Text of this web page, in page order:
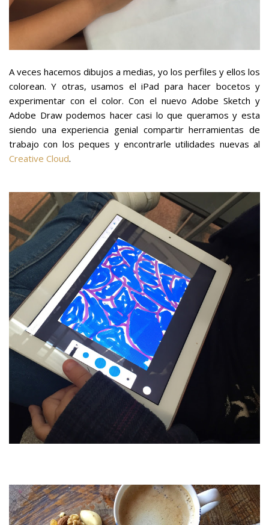
A veces hacemos dibujos a medias, yo los perfiles y ellos los
colorean. Y otras, usamos el iPad para hacer bocetos y
experimentar con el color. Con el nuevo Adobe Sketch y
Adobe Draw podemos hacer casi lo que queramos y esta
siendo una experiencia genial compartir herramientas de
trabajo con los peques y encontrarle utilidades nuevas al
Creative Cloud.